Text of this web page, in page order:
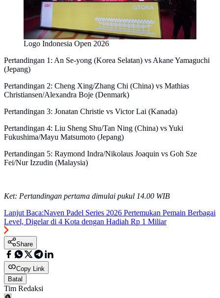
Logo Indonesia Open 2026
Pertandingan 1: An Se-yong (Korea Selatan) vs Akane Yamaguchi
(Jepang)
Pertandingan 2: Cheng Xing/Zhang Chi (China) vs Mathias
Christiansen/Alexandra Boje (Denmark)
Pertandingan 3: Jonatan Christie vs Victor Lai (Kanada)
Pertandingan 4: Liu Sheng Shu/Tan Ning (China) vs Yuki
Fukushima/Mayu Matsumoto (Jepang)
Pertandingan 5: Raymond Indra/Nikolaus Joaquin vs Goh Sze
Fei/Nur Izzudin (Malaysia)
Ket: Pertandingan pertama dimulai pukul 14.00 WIB
Lanjut Baca:Naven Padel Series 2026 Pertemukan Pemain Berbagai
Level, Digelar di 4 Kota dengan Hadiah Rp 1 Miliar
Share
Copy Link
Batal
Tim Redaksi